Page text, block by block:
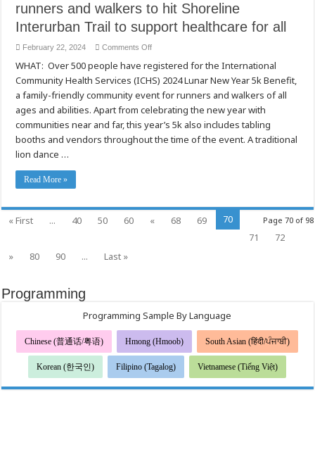
Siab,
Dej
Nag
Thiab
Cua
Ntsees
Kev
Kom
Tau
Taws
Huv
Suab
runners and walkers to hit Shoreline
Interurban Trail to support healthcare for all
February 22, 2024 Comments Offon
Lunar
New
Year
Benefit:
Over
500
runners
and
walkers
healthcare
all
WHAT: Over 500 people have registered for the International
Community Health Services (ICHS) 2024 Lunar New Year 5k Benefit,
a family-friendly community event for runners and walkers of all
ages and abilities. Apart from celebrating the new year with
communities near and far, this year’s 5k also includes tabling
booths and vendors throughout the time of the event. A traditional
lion dance …
Read More »
Page 70 of 98
« First ... 40 50 60 « 68 69
70
71
72
»
80 90 ... Last »
Programming
Programming Sample By Language
Chinese (普通话/粤语) Hmong (Hmoob) South Asian (हिंदी/ਪੰਜਾਬੀ)
Korean (한국인) Filipino (Tagalog) Vietnamese (Tiếng Việt)